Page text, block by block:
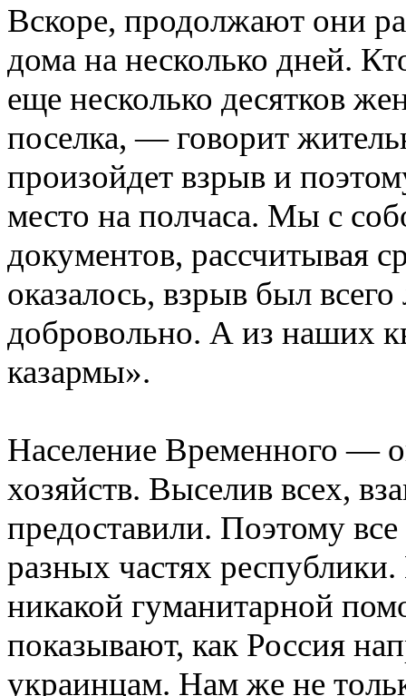
Вскоре, продолжают они
дома на несколько дней.
еще несколько десятков
поселка, — говорит
произойдет взрыв и
место на полчаса. Мы с
документов, рассчитывая
оказалось, взрыв был
добровольно. А из наших
казармы».
Население Временного —
хозяйств. Выселив всех,
предоставили. Поэтому
разных частях
никакой гуманитарной
показывают, как Россия
украинцам. Нам же не